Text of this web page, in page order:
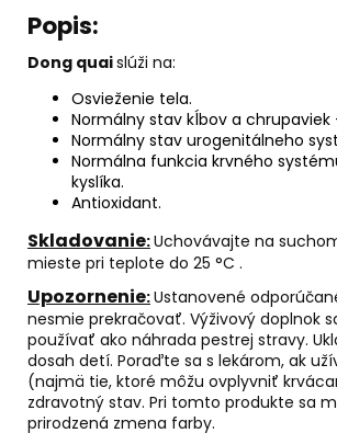
Popis:
Dong quaislúži na:
Osvieženie tela.
Normálny stav kĺbov a
Normálny stav urogenitálneho
Normálna funkcia krvného
kyslíka.
Antioxidant.
Skladovanie:Uchovávajte na
mieste pri teplote do 25 °C .
Upozornenie:Ustanovené
nesmie prekračovať. Výživový doplnok
používať ako náhrada pestrej stravy.
dosah detí. Poraďte sa s lekárom, ak
(najmä tie, ktoré môžu ovplyvniť
zdravotný stav. Pri tomto produkte sa
prirodzená zmena farby.